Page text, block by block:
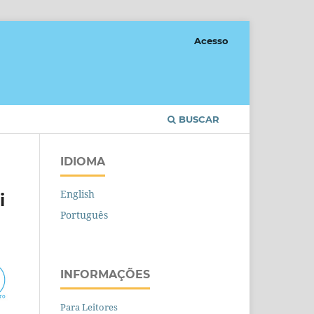
BUSCAR
Acesso
IDIOMA
English
Português
INFORMAÇÕES
Para Leitores